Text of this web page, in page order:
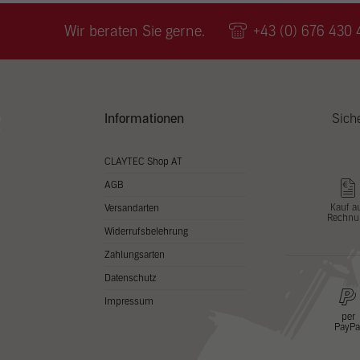
Wir beraten Sie gerne. +43 (0) 676 430
Informationen
CLAYTEC Shop AT
AGB
Versandarten
Widerrufsbelehrung
Zahlungsarten
Datenschutz
Impressum
Kauf
per
PayPal
zu